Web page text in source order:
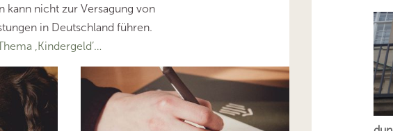
kann nicht zur Versagung von
in Deutschland führen.
‚Kindergeld’…